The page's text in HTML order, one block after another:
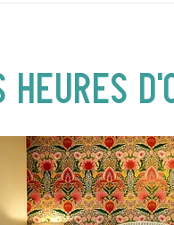
heures